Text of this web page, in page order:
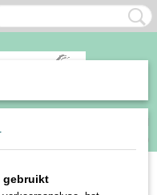
(0)
full grip
gebruikt